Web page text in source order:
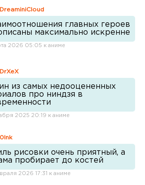
DreaminiCloud
главных героев
максимально искренне
2026 05:05 к аниме
DrXeX
из самых недооцененных
про ниндзя в
2025 20:19 к аниме
0Ink
рисовки очень приятный, а
пробирает до костей
2026 17:31 к аниме